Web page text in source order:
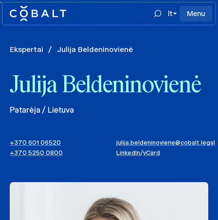
`
lt
Menu
Ekspertai / Julija Beldeninovienė
Julija Beldeninovienė
Patarėja / Lietuva
+370 601 06520
+370 5250 0800
julija.beldeninoviene@cobalt.legal
LinkedIn/vCard